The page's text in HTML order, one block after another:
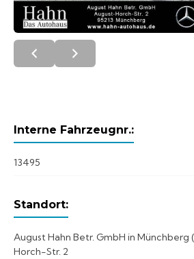
Interne Fahrzeugnr.:
13495
Standort:
August Hahn Betr. GmbH in Münchberg
Horch-Str. 2